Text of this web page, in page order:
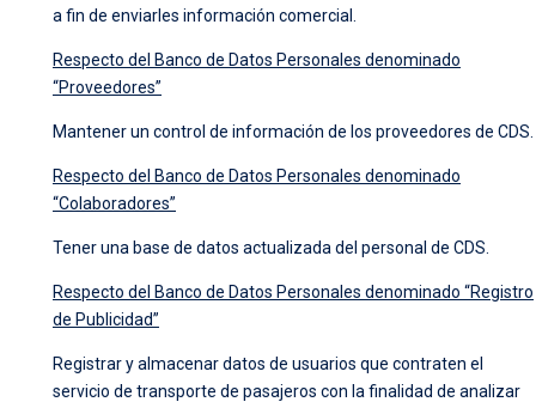
a fin de enviarles información comercial.
Respecto del Banco de Datos Personales denominado
“Proveedores”
Mantener un control de información de los proveedores de CDS.
Respecto del Banco de Datos Personales denominado
“Colaboradores”
Tener una base de datos actualizada del personal de CDS.
Respecto del Banco de Datos Personales denominado “Registro
de Publicidad”
Registrar y almacenar datos de usuarios que contraten el
servicio de transporte de pasajeros con la finalidad de analizar